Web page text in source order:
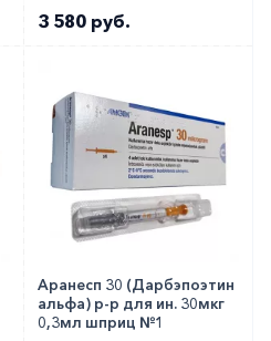
3 580 руб.
Аранесп 30 (Дарбэпоэтин
альфа) р-р для ин. 30мкг
0,3мл шприц №1